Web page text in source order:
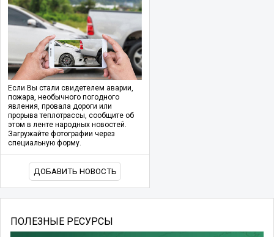
Если Вы стали свидетелем аварии,
пожара, необычного погодного
явления, провала дороги или
прорыва теплотрассы, сообщите об
этом в ленте народных новостей.
Загружайте фотографии через
специальную форму.
ДОБАВИТЬ НОВОСТЬ
ПОЛЕЗНЫЕ РЕСУРСЫ